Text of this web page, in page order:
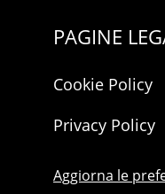
PAGINE
Cookie Policy
Privacy Policy
Aggiorna le